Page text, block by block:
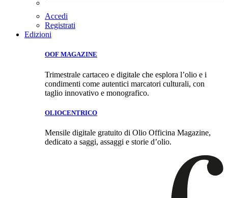
Accedi
Registrati
Edizioni
OOF MAGAZINE
Trimestrale cartaceo e digitale che esplora l’olio e i
condimenti come autentici marcatori culturali, con
taglio innovativo e monografico.
OLIOCENTRICO
Mensile digitale gratuito di Olio Officina Magazine,
dedicato a saggi, assaggi e storie d’olio.